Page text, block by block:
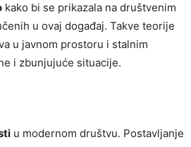
kako bi se prikazala na društvenim
u ovaj događaj. Takve teorije
u javnom prostoru i stalnim
i zbunjujuće situacije.
u modernom društvu. Postavljanje